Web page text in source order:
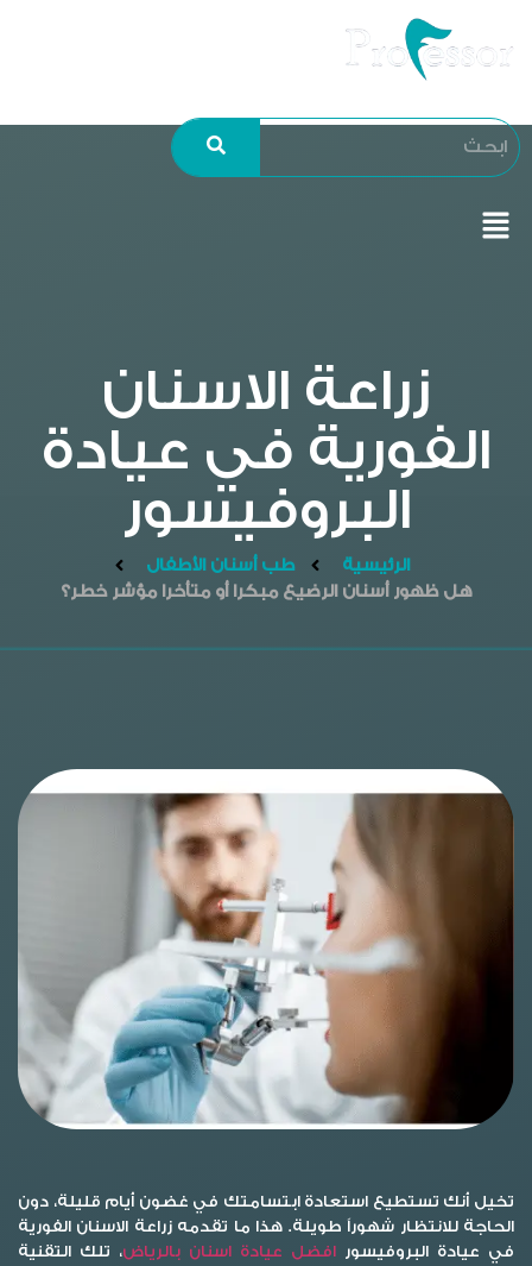
زراعة الاسنان
الفورية في عيادة
البروفيسور
الرئيسية
طب أسنان الأطفال
هل ظهور أسنان الرضيع مبكرا أو متأخرا مؤشر خطر؟
تخيل أنك تستطيع استعادة ابتسامتك في غضون أيام قليلة، دون
الحاجة للانتظار شهوراً طويلة. هذا ما تقدمه زراعة الاسنان الفورية
في عيادة البروفيسور افضل عيادة اسنان بالرياض، تلك التقنية